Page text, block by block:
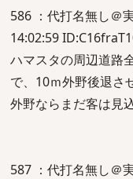
586 ：代打名無し＠
14:02:59
ハマスタの周辺道路
で、10ｍ外野後退さ
外野ならまだ客は見
587 ：代打名無し＠